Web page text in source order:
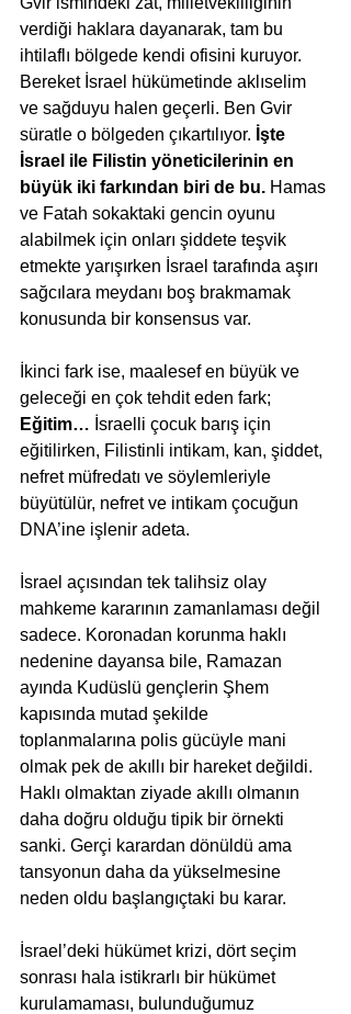
verdiği haklara dayanarak, tam bu
ihtilaflı bölgede kendi ofisini kuruyor.
Bereket İsrael hükümetinde aklıselim
ve sağduyu halen geçerli. Ben Gvir
süratle o bölgeden çıkartılıyor. İşte
İsrael ile Filistin yöneticilerinin en
büyük iki farkından biri de bu. Hamas
ve Fatah sokaktaki gencin oyunu
alabilmek için onları şiddete teşvik
etmekte yarışırken İsrael tarafında aşırı
sağcılara meydanı boş brakmamak
konusunda bir konsensus var.
İkinci fark ise, maalesef en büyük ve
geleceği en çok tehdit eden fark;
Eğitim… İsraelli çocuk barış için
eğitilirken, Filistinli intikam, kan, şiddet,
nefret müfredatı ve söylemleriyle
büyütülür, nefret ve intikam çocuğun
DNA’ine işlenir adeta.
İsrael açısından tek talihsiz olay
mahkeme kararının zamanlaması değil
sadece. Koronadan korunma haklı
nedenine dayansa bile, Ramazan
ayında Kudüslü gençlerin Şhem
kapısında mutad şekilde
toplanmalarına polis gücüyle mani
olmak pek de akıllı bir hareket değildi.
Haklı olmaktan ziyade akıllı olmanın
daha doğru olduğu tipik bir örnekti
sanki. Gerçi karardan dönüldü ama
tansyonun daha da yükselmesine
neden oldu başlangıçtaki bu karar.
İsrael’deki hükümet krizi, dört seçim
sonrası hala istikrarlı bir hükümet
kurulamaması, bulunduğumuz